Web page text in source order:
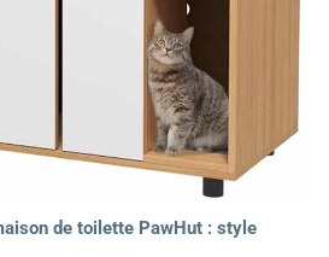
de toilette PawHut : style